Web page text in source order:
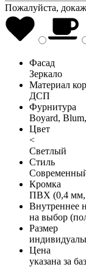
Пожалуйста,
Фасад
Зеркало
Материал
ДСП
Фурнитура
Boyard,
Цвет
<
Светлый
Стиль
Кромка
ПВХ (0,4
Внутреннее
на выбор
Размер
Цена
указана за